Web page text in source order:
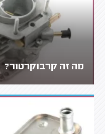
מה זה קרבוקרטור?